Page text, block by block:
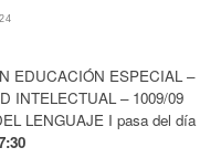
EDUCACIÓN ESPECIAL –
INTELECTUAL – 1009/09
LENGUAJE I pasa del día